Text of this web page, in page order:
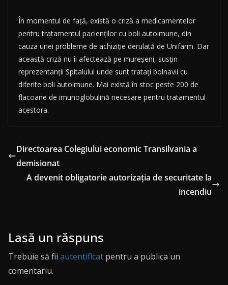
În momentul de față, există o criză a medicamentelor
pentru tratamentul pacienților cu boli autoimune, din
cauza unei probleme de achiziție derulată de Unifarm. Dar
această criză nu îi afectează pe mureșeni, susțin
reprezentanții Spitalului unde sunt tratați bolnavii cu
diferite boli autoimune. Mai există în stoc peste 200 de
flacoane de imunoglobulină necesare pentru tratamentul
acestora.
Directoarea Colegiului economic Transilvania a
demisionat
A devenit obligatorie autorizaţia de securitate la
incendiu
Lasă un răspuns
Trebuie să fii autentificat pentru a publica un
comentariu.